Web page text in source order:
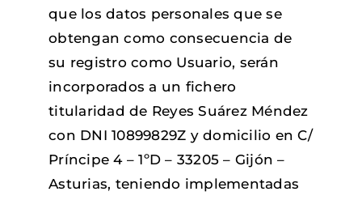
que los datos personales que se
obtengan como consecuencia de
su registro como Usuario, serán
incorporados a un fichero
titularidad de Reyes Suárez Méndez
con DNI 10899829Z y domicilio en C/
Príncipe 4 – 1ºD – 33205 – Gijón –
Asturias, teniendo implementadas